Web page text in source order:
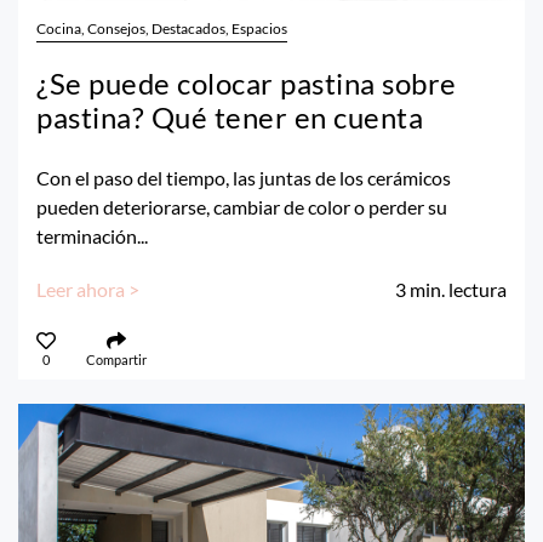
Cocina, Consejos, Destacados, Espacios
¿Se puede colocar pastina sobre
pastina? Qué tener en cuenta
Con el paso del tiempo, las juntas de los cerámicos
pueden deteriorarse, cambiar de color o perder su
terminación...
Leer ahora > 3 min. lectura
0 Compartir